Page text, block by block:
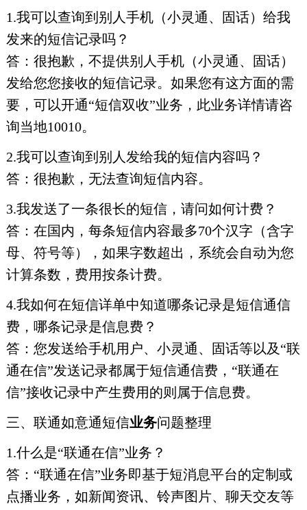
1.我可以查询到别人手机（小灵通、固话）给我
发来的短信记录吗？
答：很抱歉，不提供别人手机（小灵通、固话）
发给您您接收的短信记录。如果您有这方面的需
要，可以开通“短信双收”业务，此业务详情请咨
询当地10010。
2.我可以查询到别人发给我的短信内容吗？
答：很抱歉，无法查询短信内容。
3.我发送了一条很长的短信，请问如何计费？
答：在国内，每条短信内容最多70个汉字（含字
母、符号等），如果字数超出，系统会自动为您
计算条数，费用按条计费。
4.我如何在短信详单中知道哪条记录是短信通信
费，哪条记录是信息费？
答：您发送给手机用户、小灵通、固话等以及“联
通在信”发送记录都属于短信通信费，“联通在
信”接收记录中产生费用的则属于信息费。
三、联通如意通短信业务问题整理
1.什么是“联通在信”业务？
答：“联通在信”业务即基于短消息平台的定制或
点播业务，如新闻资讯、铃声图片、聊天交友等